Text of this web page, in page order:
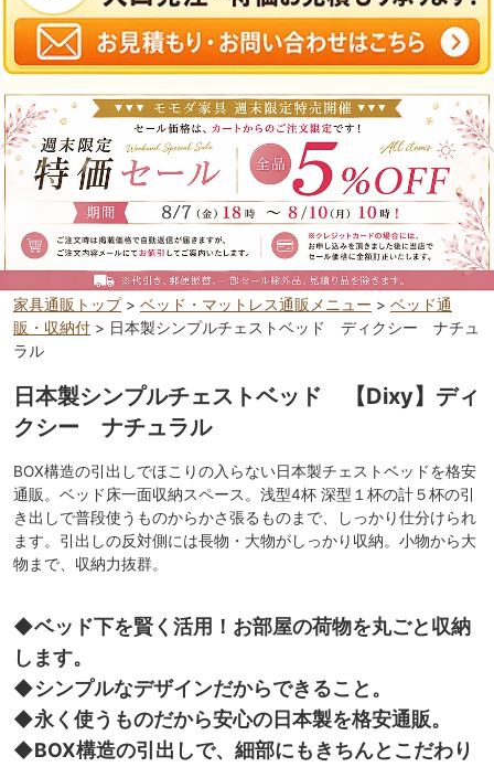
家具通販トップ> ベッド・マットレス通販メニュー > ベッド通
販・収納付 > 日本製シンプルチェストベッド ディクシー ナチュ
ラル
日本製シンプルチェストベッド 【Dixy】ディ
クシー ナチュラル
BOX構造の引出しでほこりの入らない日本製チェストベッドを格安
通販。ベッド床一面収納スペース。浅型4杯 深型１杯の計５杯の引
き出しで普段使うものからかさ張るものまで、しっかり仕分けられ
ます。引出しの反対側には長物・大物がしっかり収納。小物から大
物まで、収納力抜群。
◆ベッド下を賢く活用！お部屋の荷物を丸ごと収納
します。
◆シンプルなデザインだからできること。
◆永く使うものだから安心の日本製を格安通販。
◆BOX構造の引出しで、細部にもきちんとこだわり